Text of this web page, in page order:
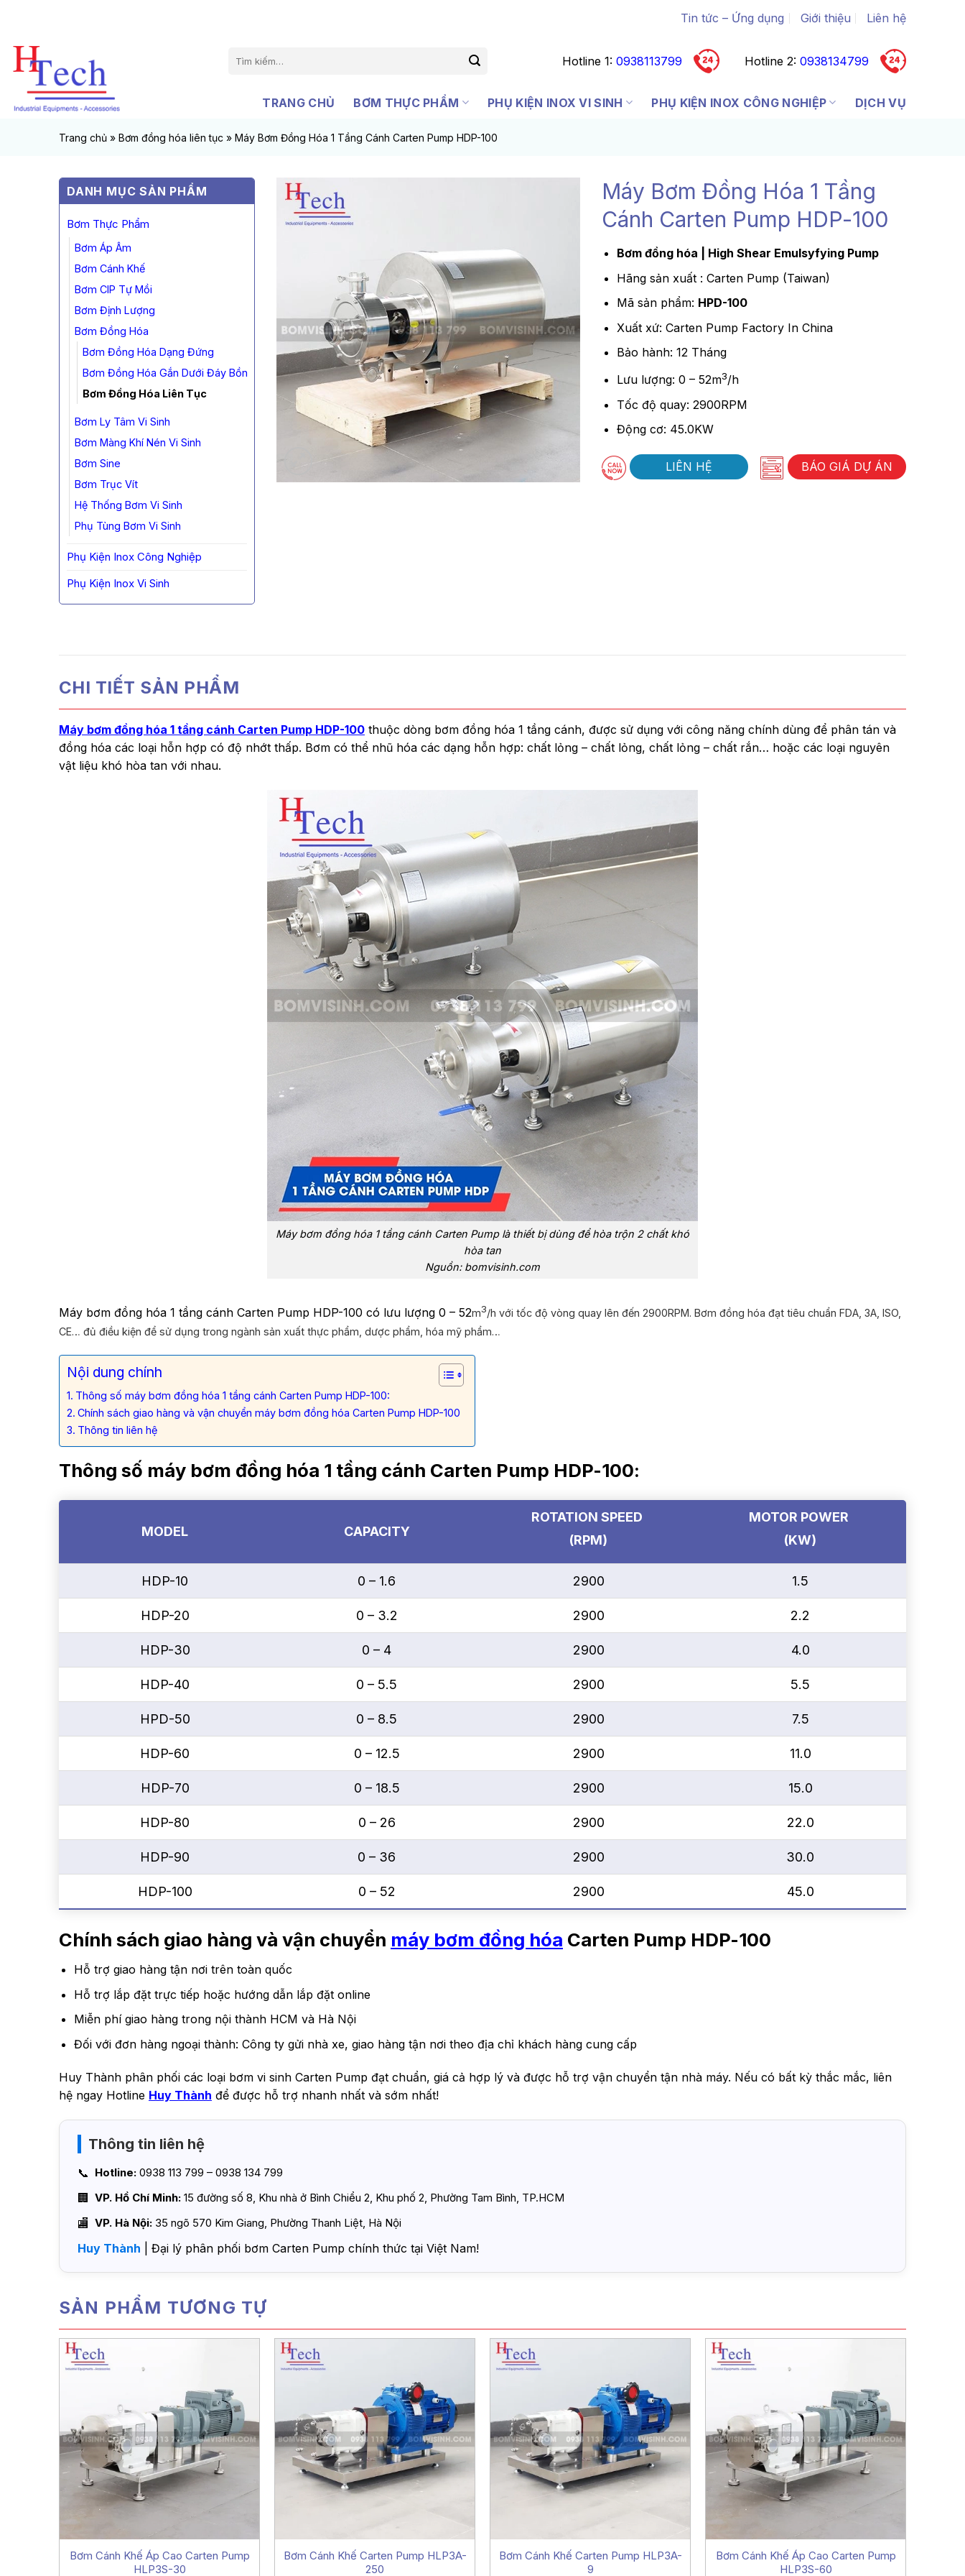
nội
dung
Tin tức – Ứng dụng Giới thiệu Liên hệ
kiếm:
Hotline 1:0938113799 Hotline 2: 0938134799
TRANG CHỦ BƠM THỰC PHẨM PHỤ KIỆN INOX VI SINH PHỤ KIỆN INOX CÔNG NGHIỆP DỊCH VỤ
Trang chủ » Bơm đồng hóa liên tục » Máy Bơm Đồng Hóa 1 Tầng Cánh Carten Pump HDP-100
DANH MỤC SẢN PHẨM
Bơm Thực Phẩm
Bơm Áp Âm
Bơm Cánh Khế
Bơm CIP Tự Mồi
Bơm Định Lượng
Bơm Đồng Hóa
Bơm Đồng Hóa Dạng Đứng
Bơm Đồng Hóa Gắn Dưới Đáy Bồn
Bơm Đồng Hóa Liên Tục
Bơm Ly Tâm Vi Sinh
Bơm Màng Khí Nén Vi Sinh
Bơm Sine
Bơm Trục Vít
Hệ Thống Bơm Vi Sinh
Phụ Tùng Bơm Vi Sinh
Phụ Kiện Inox Công Nghiệp
Phụ Kiện Inox Vi Sinh
Máy Bơm Đồng Hóa 1 Tầng
Cánh Carten Pump HDP-100
Bơm đồng hóa | High Shear Emulsyfying Pump
Hãng sản xuất : Carten Pump (Taiwan)
Mã sản phẩm: HPD-100
Xuất xứ: Carten Pump Factory In China
Bảo hành: 12 Tháng
Lưu lượng: 0 – 52m3/h
Tốc độ quay: 2900RPM
Động cơ: 45.0KW
LIÊN HỆ BÁO GIÁ DỰ ÁN
CHI TIẾT SẢN PHẨM
Máy bơm đồng hóa 1 tầng cánh Carten Pump HDP-100 thuộc dòng bơm đồng hóa 1 tầng cánh, được sử dụng với công năng chính dùng để phân tán và
đồng hóa các loại hỗn hợp có độ nhớt thấp. Bơm có thể nhũ hóa các dạng hỗn hợp: chất lỏng – chất lỏng, chất lỏng – chất rắn… hoặc các loại nguyên
vật liệu khó hòa tan với nhau.
Máy bơm đồng hóa 1 tầng cánh Carten Pump là thiết bị dùng để hòa trộn 2 chất khó
hòa tan
Nguồn: bomvisinh.com
Máy bơm đồng hóa 1 tầng cánh Carten Pump HDP-100 có lưu lượng 0 – 52m3/h với tốc độ vòng quay lên đến 2900RPM. Bơm đồng hóa đạt tiêu chuẩn FDA, 3A, ISO,
CE… đủ điều kiện để sử dụng trong ngành sản xuất thực phẩm, dược phẩm, hóa mỹ phẩm…
Nội dung chính
Thông số máy bơm đồng hóa 1 tầng cánh Carten Pump HDP-100:
Chính sách giao hàng và vận chuyển máy bơm đồng hóa Carten Pump HDP-100
Thông tin liên hệ
Thông số máy bơm đồng hóa 1 tầng cánh Carten Pump HDP-100:
MODEL CAPACITY
ROTATION SPEED
(RPM)
MOTOR POWER
(KW)
HDP-10 0 – 1.6 2900 1.5
HDP-20 0 – 3.2 2900 2.2
HDP-30 0 – 4 2900 4.0
HDP-40 0 – 5.5 2900 5.5
HPD-50 0 – 8.5 2900 7.5
HDP-60 0 – 12.5 2900 11.0
HDP-70 0 – 18.5 2900 15.0
HDP-80 0 – 26 2900 22.0
HDP-90 0 – 36 2900 30.0
HDP-100 0 – 52 2900 45.0
Chính sách giao hàng và vận chuyển máy bơm đồng hóa Carten Pump HDP-100
Hỗ trợ giao hàng tận nơi trên toàn quốc
Hỗ trợ lắp đặt trực tiếp hoặc hướng dẫn lắp đặt online
Miễn phí giao hàng trong nội thành HCM và Hà Nội
Đối với đơn hàng ngoại thành: Công ty gửi nhà xe, giao hàng tận nơi theo địa chỉ khách hàng cung cấp
Huy Thành phân phối các loại bơm vi sinh Carten Pump đạt chuẩn, giá cả hợp lý và được hỗ trợ vận chuyển tận nhà máy. Nếu có bất kỳ thắc mắc, liên
hệ ngay Hotline Huy Thành để được hỗ trợ nhanh nhất và sớm nhất!
Thông tin liên hệ
Hotline: 0938 113 799 – 0938 134 799
VP. Hồ Chí Minh: 15 đường số 8, Khu nhà ở Bình Chiểu 2, Khu phố 2, Phường Tam Bình, TP.HCM
VP. Hà Nội: 35 ngõ 570 Kim Giang, Phường Thanh Liệt, Hà Nội
Huy Thành | Đại lý phân phối bơm Carten Pump chính thức tại Việt Nam!
SẢN PHẨM TƯƠNG TỰ
Bơm Cánh Khế Áp Cao Carten Pump
HLP3S-30
Bơm Cánh Khế Carten Pump HLP3A-
250
Bơm Cánh Khế Carten Pump HLP3A-
9
Bơm Cánh Khế Áp Cao Carten Pump
HLP3S-60